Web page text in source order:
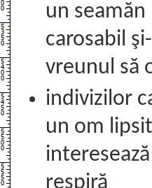
un
carosabil
vreunul să
indivizilor
un om
respiră